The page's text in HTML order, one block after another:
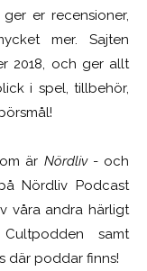
er recensioner,
mer. Sajten
2018, och ger allt
i spel, tillbehör,
är Nördliv- och
Nördliv Podcast
våra andra härligt
samt
där poddar finns!